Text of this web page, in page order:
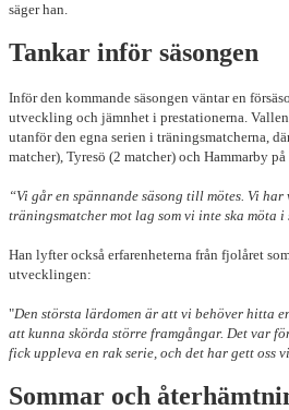
säger han.
Tankar inför säsongen
Inför den kommande säsongen väntar en
utveckling och jämnhet i prestationerna.
utanför den egna serien i träningsmatcherna,
matcher), Tyresö (2 matcher) och Hammarby
“Vi går en spännande säsong till mötes. Vi
träningsmatcher mot lag som vi inte ska möta i
Han lyfter också erfarenheterna från fjolåret
utvecklingen:
"Den största lärdomen är att vi behöver hitta
att kunna skörda större framgångar. Det var
fick uppleva en rak serie, och det har gett oss
Sommar och